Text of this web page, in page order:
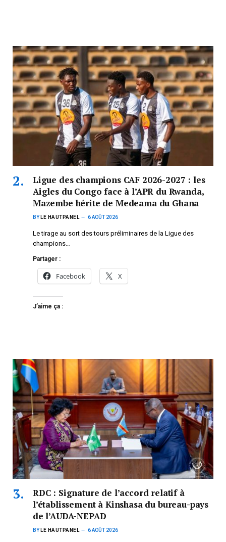
Ligue des champions CAF 2026-2027 : les
Aigles du Congo face à l’APR du Rwanda,
Mazembe hérite de Medeama du Ghana
BY LE HAUTPANEL 6 AOÛT 2026
Le tirage au sort des tours préliminaires de la Ligue des
champions…
Partager :
Facebook X
J’aime ça :
RDC : Signature de l’accord relatif à
l’établissement à Kinshasa du bureau-pays
de l’AUDA-NEPAD
BY LE HAUTPANEL 6 AOÛT 2026